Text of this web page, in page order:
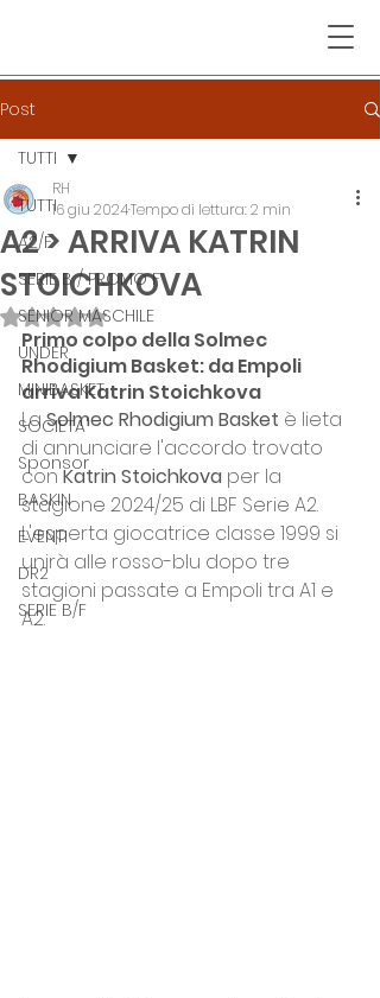
Post
TUTTI
A2/F
SERIE B / PROMO F
SENIOR MASCHILE
UNDER
MINIBASKET
SOCIETA'
Sponsor
BASKIN
EVENTI
DR2
SERIE B/F
TUTTI
A2 > ARRIVA KATRIN
STOICHKOVA
RH
16 giu 2024Tempo di lettura: 2 min
Valutazione NaN stelle su 5.
Primo colpo della Solmec
Rhodigium Basket: da Empoli
arriva Katrin Stoichkova
La Solmec Rhodigium Basket è lieta
di annunciare l'accordo trovato
con Katrin Stoichkova per la
stagione 2024/25 di LBF Serie A2.
L'esperta giocatrice classe 1999 si
unirà alle rosso-blu dopo tre
stagioni passate a Empoli tra A1 e
A2.